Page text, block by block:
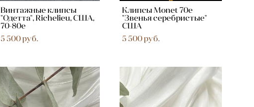
Винтажные клипсы
"Одетта", Richelieu, США,
70-80е
5 500 pуб.
Клипсы Monet 70e
"Звенья серебристые"
США
5 500 pуб.